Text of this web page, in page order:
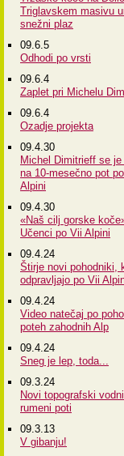
Triglavskem masivu
snežni plaz
09.6.5
Odhodi po vrsti
09.6.4
Zaplet pri Michelu
09.6.4
Ozadje projekta
09.4.30
Michel Dimitrieff se je
na 10-mesečno pot
Alpini
09.4.30
«Naš cilj gorske
Učenci po Vii Alpini
09.4.24
Štirje novi pohodniki,
odpravljajo po Vii
09.4.24
Video natečaj po
poteh zahodnih Alp
09.4.24
Sneg je lep, toda...
09.3.24
Novi topografski
rumeni poti
09.3.13
V gibanju!